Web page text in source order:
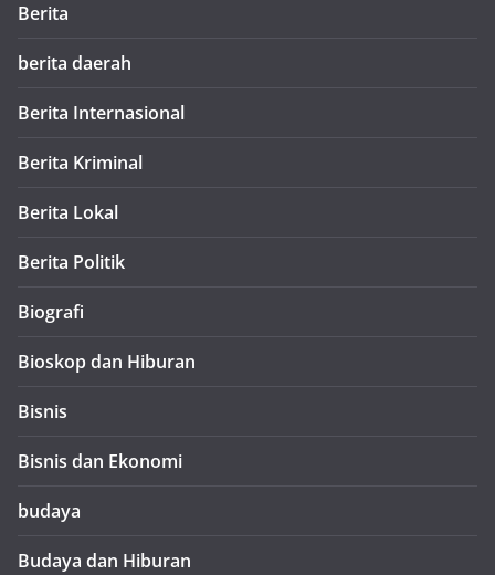
Berita
berita daerah
Berita Internasional
Berita Kriminal
Berita Lokal
Berita Politik
Biografi
Bioskop dan Hiburan
Bisnis
Bisnis dan Ekonomi
budaya
Budaya dan Hiburan